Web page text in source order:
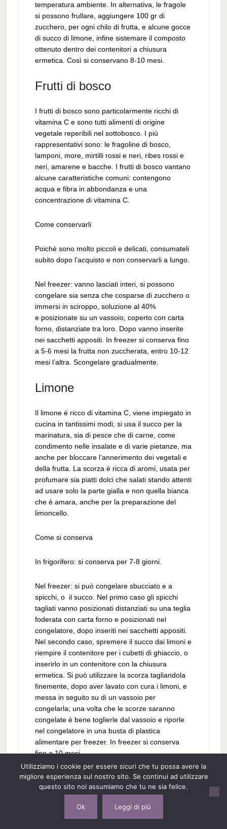
temperatura ambiente. In alternativa, le fragole
si possono frullare, aggiungere 100 gr di
zucchero, per ogni chilo di frutta, e alcune gocce
di succo di limone, infine sistemare il composto
ottenuto dentro dei contenitori a chiusura
ermetica. Così si conservano 8-10 mesi.
Frutti di bosco
I frutti di bosco sono particolarmente ricchi di
vitamina C e sono tutti alimenti di origine
vegetale reperibili nel sottobosco. I più
rappresentativi sono: le fragoline di bosco,
lamponi, more, mirtilli rossi e neri, ribes rossi e
neri, amarene e bacche. I frutti di bosco vantano
alcune caratteristiche comuni: contengono
acqua e fibra in abbondanza e una
concentrazione di vitamina C.
Come conservarli
Poichè sono molto piccoli e delicati, consumateli
subito dopo l’acquisto e non conservarli a lungo.
Nel freezer: vanno lasciati interi, si possono
congelare sia senza che cosparse di zucchero o
immersi in sciroppo, soluzione al 40%
e posizionate su un vassoio, coperto con carta
forno, distanziate tra loro. Dopo vanno inserite
nei sacchetti appositi. In freezer si conserva fino
a 5-6 mesi la frutta non zuccherata, entro 10-12
mesi l’altra. Scongelare gradualmente.
Limone
Il limone è ricco di vitamina C, viene impiegato in
cucina in tantissimi modi; si usa il succo per la
marinatura, sia di pesce che di carne, come
condimento nelle insalate e di varie pietanze, ma
anche per bloccare l’annerimento dei vegetali e
della frutta. La scorza è ricca di aromi, usata per
profumare sia piatti dolci che salati stando attenti
ad usare solo la parte gialla e non quella bianca
che è amara, anche per la preparazione del
limoncello.
Come si conserva
In frigorifero: si conserva per 7-8 giorni.
Nel freezer: si può congelare sbucciato e a
spicchi, o il succo. Nel primo caso gli spicchi
tagliati vanno posizionati distanziati su una teglia
foderata con carta forno e posizionati nel
congelatore, dopo inseriti nei sacchetti appositi.
Nel secondo caso, spremere il succo dai limoni e
riempire il contenitore per i cubetti di ghiaccio, o
inserirlo in un contenitore con la chiusura
ermetica. Si può utilizzare la scorza tagliandola
finemente, dopo aver lavato con cura i limoni, e
messa in seguito su di un vassoio per
congelarla; una volta che le scorze saranno
congelate è bene toglierle dal vassoio e riporle
nel congelatore in una busta di plastica
alimentare per freezer. In freezer si conserva
fino a 10 mesi.
Kiwi
Le due principali qualità sono: verde e gold. Il
Utilizziamo i cookie per essere sicuri che tu possa avere la
migliore esperienza sul nostro sito. Se continui ad utilizzare
questo sito noi assumiamo che tu ne sia felice.
Ok Leggi di più